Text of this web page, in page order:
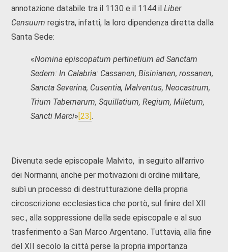
annotazione databile tra il 1130 e il 1144 ilLiber
Censuum registra, infatti, la loro dipendenza diretta dalla
Santa Sede:
«Nomina episcopatum pertinetium ad Sanctam
Sedem: In Calabria: Cassanen, Bisinianen, rossanen,
Sancta Severina, Cusentia, Malventus, Neocastrum,
Trium Tabernarum, Squillatium, Regium, Miletum,
Sancti Marci»[23].
Divenuta sede episcopale Malvito, in seguito all’arrivo
dei Normanni, anche per motivazioni di ordine militare,
subì un processo di destrutturazione della propria
circoscrizione ecclesiastica che portò, sul finire del XII
sec., alla soppressione della sede episcopale e al suo
trasferimento a San Marco Argentano. Tuttavia, alla fine
del XII secolo la città perse la propria importanza